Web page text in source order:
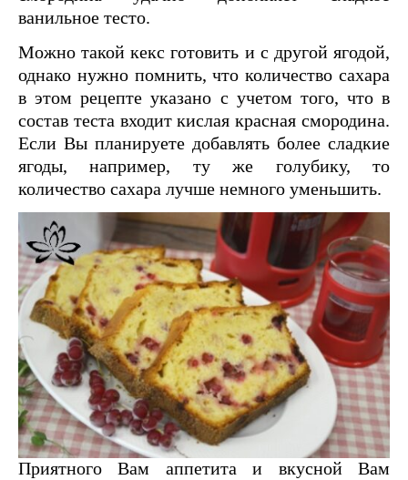
ванильное тесто.
Можно такой кекс готовить и с другой ягодой,
однако нужно помнить, что количество сахара
в этом рецепте указано с учетом того, что в
состав теста входит кислая красная смородина.
Если Вы планируете добавлять более сладкие
ягоды, например, ту же голубику, то
количество сахара лучше немного уменьшить.
Приятного Вам аппетита и вкусной Вам